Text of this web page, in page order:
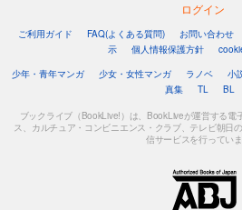
ログイン
ご利用ガイド FAQ(よくある質問) お問い合わせ
示
個人情報保護方針
少年・青年マンガ
少女・女性マンガ ラノベ 小
真集
TL BL
ブックライブ（BookLive!）は、BookLiveが運営する電
ス、カルチュア・コンビニエンス・クラブ、テレビ朝日
信サービスを行っていま